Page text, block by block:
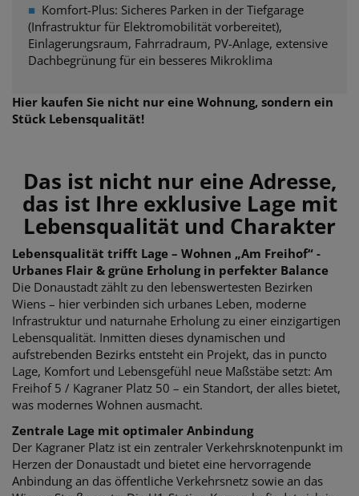
■ Komfort-Plus: Sicheres Parken in der Tiefgarage
(Infrastruktur für Elektromobilität vorbereitet),
Einlagerungsraum, Fahrradraum, PV-Anlage, extensive
Dachbegrünung für ein besseres Mikroklima
Hier kaufen Sie nicht nur eine Wohnung, sondern ein
Stück Lebensqualität!
Das ist nicht nur eine Adresse,
das ist Ihre exklusive Lage mit
Lebensqualität und Charakter
Lebensqualität trifft Lage – Wohnen „Am Freihof“ -
Urbanes Flair & grüne Erholung in perfekter Balance
Die Donaustadt zählt zu den lebenswertesten Bezirken
Wiens – hier verbinden sich urbanes Leben, moderne
Infrastruktur und naturnahe Erholung zu einer einzigartigen
Lebensqualität. Inmitten dieses dynamischen und
aufstrebenden Bezirks entsteht ein Projekt, das in puncto
Lage, Komfort und Lebensgefühl neue Maßstäbe setzt: Am
Freihof 5 / Kagraner Platz 50 – ein Standort, der alles bietet,
was modernes Wohnen ausmacht.
Zentrale Lage mit optimaler Anbindung
Der Kagraner Platz ist ein zentraler Verkehrsknotenpunkt im
Herzen der Donaustadt und bietet eine hervorragende
Anbindung an das öffentliche Verkehrsnetz sowie an das